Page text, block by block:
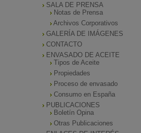
SALA DE PRENSA
Notas de Prensa
Archivos Corporativos
GALERÍA DE IMÁGENES
CONTACTO
ENVASADO DE ACEITE
Tipos de Aceite
Propiedades
Proceso de envasado
Consumo en España
PUBLICACIONES
Boletín Opina
Otras Publicaciones